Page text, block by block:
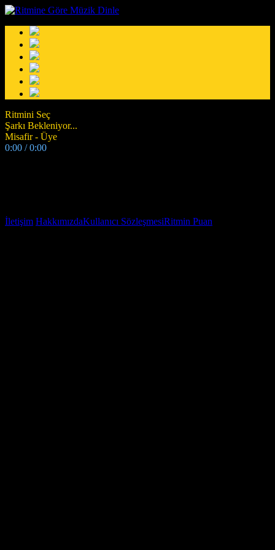
Ritmini Seç
Şarkı Bekleniyor...
Misafir - Üye
0:00 /0:00
İletişim HakkımızdaKullanıcı SözleşmesiRitmin Puan